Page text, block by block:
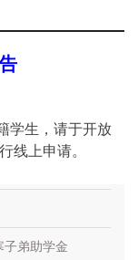
学生，请于开放
线上申请。
子弟助学金